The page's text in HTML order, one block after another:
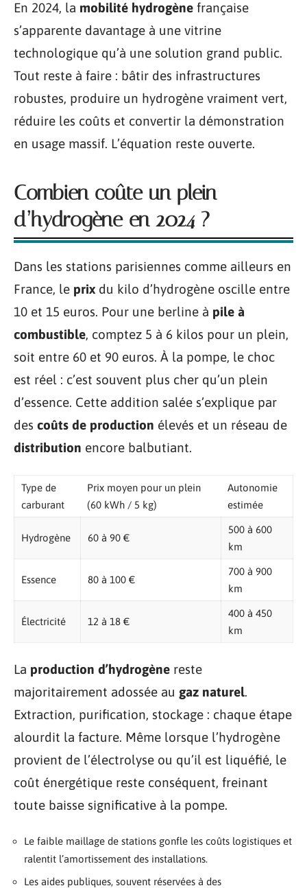
En 2024, la mobilité hydrogène française
s’apparente davantage à une vitrine
technologique qu’à une solution grand public.
Tout reste à faire : bâtir des infrastructures
robustes, produire un hydrogène vraiment vert,
réduire les coûts et convertir la démonstration
en usage massif. L’équation reste ouverte.
Combien coûte un plein
d’hydrogène en 2024 ?
Dans les stations parisiennes comme ailleurs en
France, le prix du kilo d’hydrogène oscille entre
10 et 15 euros. Pour une berline à pile à
combustible, comptez 5 à 6 kilos pour un plein,
soit entre 60 et 90 euros. À la pompe, le choc
est réel : c’est souvent plus cher qu’un plein
d’essence. Cette addition salée s’explique par
des coûts de production élevés et un réseau de
distribution encore balbutiant.
Type de
carburant
Prix moyen pour un plein
(60 kWh / 5 kg)
Autonomie
estimée
Hydrogène 60 à 90 €
500 à 600
km
Essence 80 à 100 €
700 à 900
km
Électricité 12 à 18 €
400 à 450
km
La production d’hydrogène reste
majoritairement adossée au gaz naturel.
Extraction, purification, stockage : chaque étape
alourdit la facture. Même lorsque l’hydrogène
provient de l’électrolyse ou qu’il est liquéfié, le
coût énergétique reste conséquent, freinant
toute baisse significative à la pompe.
Le faible maillage de stations gonfle les coûts logistiques et
ralentit l’amortissement des installations.
Les aides publiques, souvent réservées à des